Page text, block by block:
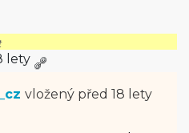
lety
vložený před 18 lety